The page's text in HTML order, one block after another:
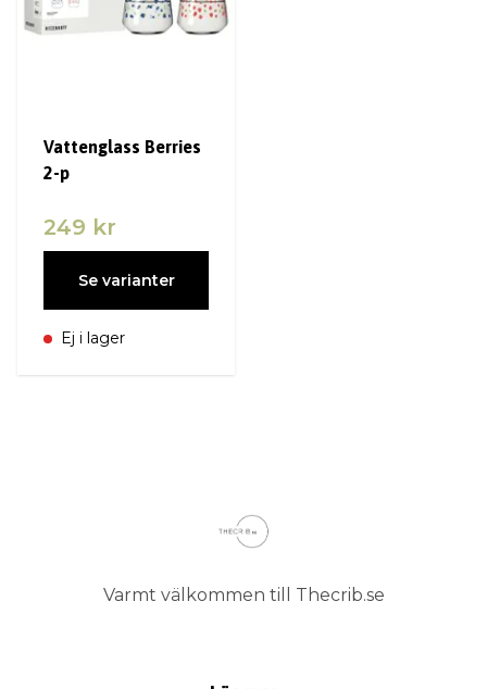
Vattenglass Berries
2-p
249 kr
Se varianter
Ej i lager
Varmt välkommen till Thecrib.se